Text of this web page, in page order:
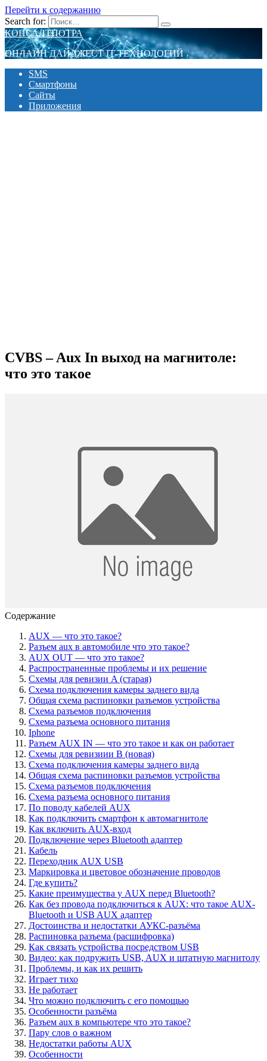
Перейти к содержанию
Search for:
КОНСАЛТПОТРА
ОНЛАЙН ДАЙДЖЕСТ IT-ТЕХНОЛОГИЙ
SMS
Смартфоны
Сайты
Приложения
CVBS – Aux In выход на магнитоле:
что это такое
Содержание
AUX — что это такое?
Разъем aux в автомобиле что это такое?
AUX OUT — что это такое?
Распространенные проблемы и их решение
Схемы для ревизии A (старая)
Схема подключения камеры заднего вида
Общая схема распиновки разъемов устройства
Схема разъемов подключения
Схема разъема основного питания
Iphone
Разъем AUX IN — что это такое и как он работает
Схемы для ревизиии B (новая)
Схема подключения камеры заднего вида
Общая схема распиновки разъемов устройства
Схема разъемов подключения
Схема разъема основного питания
По поводу кабелей AUX
Как подключить смартфон к автомагнитоле
Как включить AUX-вход
Подключение через Bluetooth адаптер
Кабель
Переходник AUX USB
Маркировка и цветовое обозначение проводов
Где купить?
Какие преимущества у AUX перед Bluetooth?
Как без провода подключиться к AUX: что такое AUX-
Bluetooth и USB AUX адаптер
Достоинства и недостатки АУКС-разъёма
Распиновка разъема (расшифровка)
Как связать устройства посредством USB
Видео: как подружить USB, AUX и штатную магнитолу
Проблемы, и как их решить
Играет тихо
Не работает
Что можно подключить с его помощью
Особенности разъёма
Разъем aux в компьютере что это такое?
Пару слов о важном
Недостатки работы AUX
Особенности